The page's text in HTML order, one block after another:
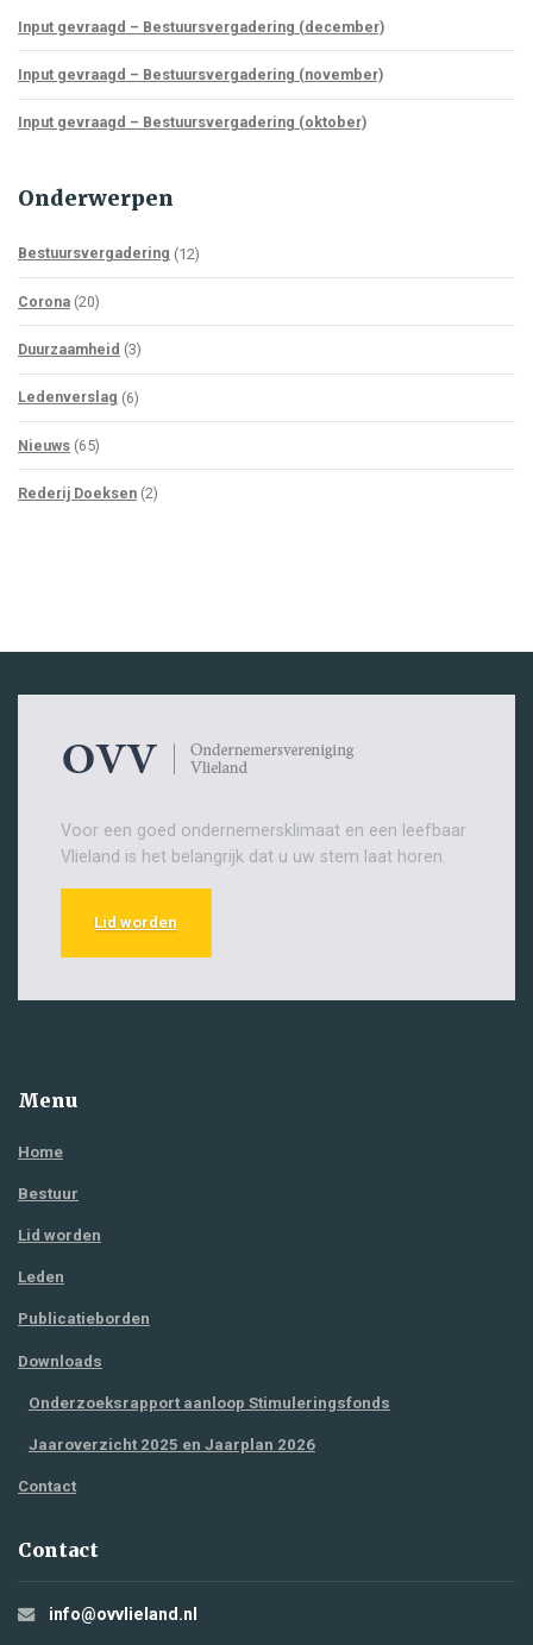
Input gevraagd – Bestuursvergadering (december)
Input gevraagd – Bestuursvergadering (november)
Input gevraagd – Bestuursvergadering (oktober)
Onderwerpen
Bestuursvergadering (12)
Corona (20)
Duurzaamheid (3)
Ledenverslag (6)
Nieuws (65)
Rederij Doeksen (2)
Voor een goed ondernemersklimaat en een leefbaar
Vlieland is het belangrijk dat u uw stem laat horen.
Lid worden
Menu
Home
Bestuur
Lid worden
Leden
Publicatieborden
Downloads
Onderzoeksrapport aanloop Stimuleringsfonds
Jaaroverzicht 2025 en Jaarplan 2026
Contact
Contact
info@ovvlieland.nl